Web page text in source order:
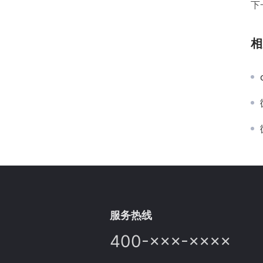
下
服务热线
400-×××-××××